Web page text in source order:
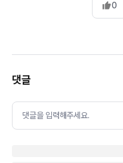
0
댓글
댓글을 입력해주세요.